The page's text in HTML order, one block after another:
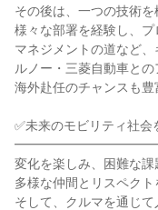
その後は、一つの技術を
様々な部署を経験し、
マネジメントの道など、
ルノー・三菱自動車と
海外赴任のチャンスも豊
✅未来のモビリティ社会
変化を楽しみ、困難な課
多様な仲間とリスペクト
そして、クルマを通じ